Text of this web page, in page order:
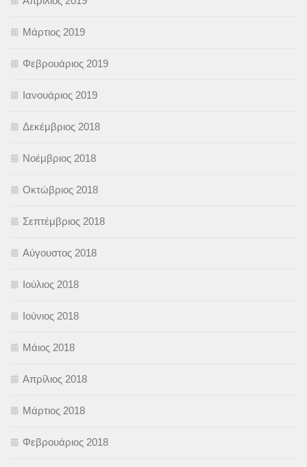
Μάρτιος 2019
Φεβρουάριος 2019
Ιανουάριος 2019
Δεκέμβριος 2018
Νοέμβριος 2018
Οκτώβριος 2018
Σεπτέμβριος 2018
Αύγουστος 2018
Ιούλιος 2018
Ιούνιος 2018
Μάιος 2018
Απρίλιος 2018
Μάρτιος 2018
Φεβρουάριος 2018